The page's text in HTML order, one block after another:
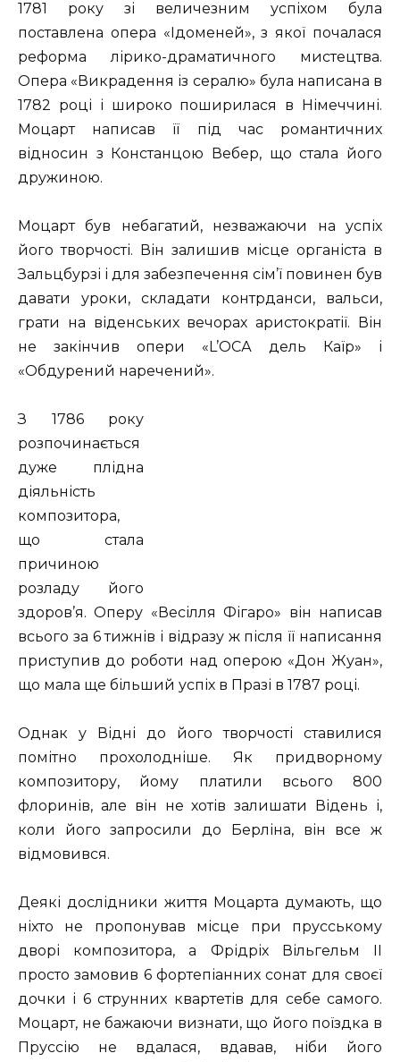
1781 року зі величезним успіхом була
поставлена опера «Ідоменей», з якої почалася
реформа лірико-драматичного мистецтва.
Опера «Викрадення із сералю» була написана в
1782 році і широко поширилася в Німеччині.
Моцарт написав її під час романтичних
відносин з Констанцою Вебер, що стала його
дружиною.
Моцарт був небагатий, незважаючи на успіх
його творчості. Він залишив місце органіста в
Зальцбурзі і для забезпечення сім’ї повинен був
давати уроки, складати контрданси, вальси,
грати на віденських вечорах аристократії. Він
не закінчив опери «L’ОСА дель Каїр» і
«Обдурений наречений».
З 1786 року
розпочинається
дуже плідна
діяльність
композитора,
що стала
причиною
розладу його
здоров’я. Оперу «Весілля Фігаро» він написав
всього за 6 тижнів і відразу ж після її написання
приступив до роботи над оперою «Дон Жуан»,
що мала ще більший успіх в Празі в 1787 році.
Однак у Відні до його творчості ставилися
помітно прохолодніше. Як придворному
композитору, йому платили всього 800
флоринів, але він не хотів залишати Відень і,
коли його запросили до Берліна, він все ж
відмовився.
Деякі дослідники життя Моцарта думають, що
ніхто не пропонував місце при прусському
дворі композитора, а Фрідріх Вільгельм II
просто замовив 6 фортепіанних сонат для своєї
дочки і 6 струнних квартетів для себе самого.
Моцарт, не бажаючи визнати, що його поїздка в
Пруссію не вдалася, вдавав, ніби його